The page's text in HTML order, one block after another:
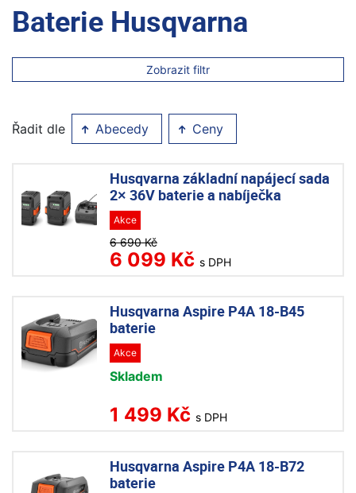
Baterie Husqvarna
Zobrazit filtr
Řadit dle Abecedy Ceny
Husqvarna základní napájecí sada
2× 36V baterie a nabíječka
Akce
6 690 Kč
6 099 Kč s DPH
Husqvarna Aspire P4A 18-B45
baterie
Akce
Skladem
1 499 Kč s DPH
Husqvarna Aspire P4A 18-B72
baterie